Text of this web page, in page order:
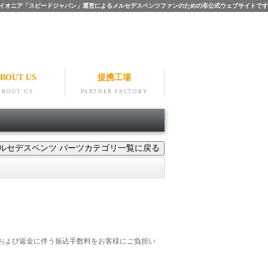
オニア「スピードジャパン」運営によるメルセデスベンツファンのための非公式ウェブサイトです
US
US
提携工場
PARTNER FACTORY
よび返金に伴う振込手数料をお客様にご負担い